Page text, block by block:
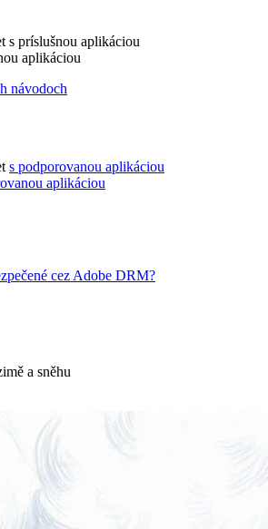
s príslušnou aplikáciou
aplikáciou
návodoch
s podporovanou aplikáciou
aplikáciou
cez Adobe DRM?
a sněhu